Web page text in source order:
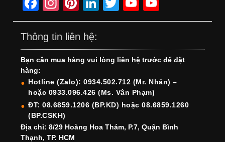
a
c
e
b
o
o
k
st
a
gr
a
m
nt
er
e
st
n
e
dI
n
wi
er
o
T
u
b
e
o
T
u
b
e
h
Thông tin liên hệ:
Bạn cần mua hàng vui lòng liên hệ trước để đặt
hàng:
Hotline (Zalo): 0934.502.712 (Mr. Nhân) –
hoặc 0933.096.426 (Ms. Vân Phạm)
ĐT: 08.6859.1206 (BP.KD) hoặc 08.6859.1260
(BP.CSKH)
Địa chỉ: 8/29 Hoàng Hoa Thám, P.7, Quận Bình
Thạnh, TP. HCM